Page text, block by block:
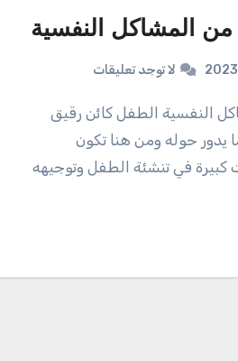
المشاكل النفسية
لا توجد تعليقات
يدور حوله ومن هنا تكون
كبيرة في تنشئة الطفل وتوجيهه